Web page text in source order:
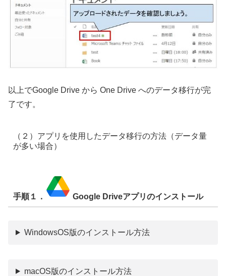
以上でGoogle Drive から One Drive へのデータ移⾏が完
了です。
（２）アプリを使用したデータ移行の方法（データ量
が多い場合）
手順１． Google Driveアプリのインストール
WindowsOS版のインストール方法
macOS版のインストール方法